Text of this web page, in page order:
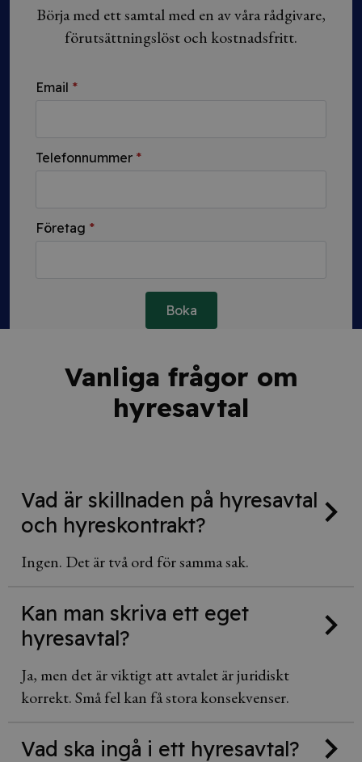
Börja med ett samtal med en av våra rådgivare,
förutsättningslöst och kostnadsfritt.
Email *
Telefonnummer *
Företag *
Boka
Vanliga frågor om
hyresavtal
Vad är skillnaden på hyresavtal
och hyreskontrakt?
Ingen. Det är två ord för samma sak.
Kan man skriva ett eget
hyresavtal?
Ja, men det är viktigt att avtalet är juridiskt
korrekt. Små fel kan få stora konsekvenser.
Vad ska ingå i ett hyresavtal?